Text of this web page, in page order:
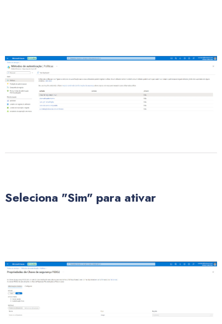
Seleciona "Sim" para ativar